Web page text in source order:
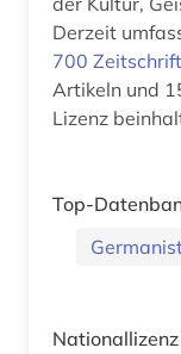
Derzeit
700
Artikeln und
Lizenz
Top-
Nationallizenz